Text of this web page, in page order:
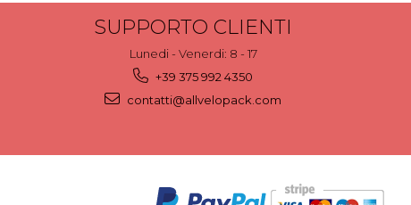
SUPPORTO CLIENTI
Lunedi - Venerdi: 8 - 17
+39 375 992 4350
contatti@allvelopack.com